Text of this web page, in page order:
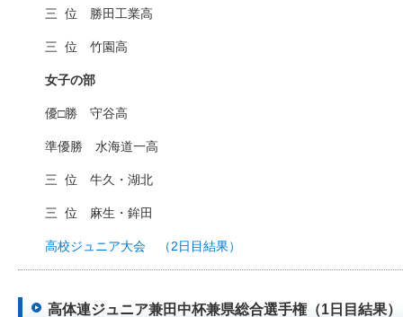
三 位 勝田工業高
三 位 竹園高
女子の部
優□勝 守谷高
準優勝 水海道一高
三 位 牛久・湖北
三 位 麻生・鉾田
高校ジュニア大会 （2日目結果）
高体連ジュニア兼田中杯兼県総合選手権（1日目結果